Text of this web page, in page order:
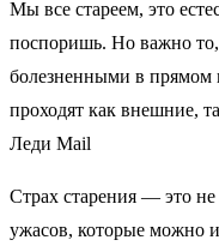
Мы все стареем, это
поспоришь. Но важно то,
болезненными в прямом
проходят как внешние,
Леди Mail
Страх старения — это
ужасов, которые можно